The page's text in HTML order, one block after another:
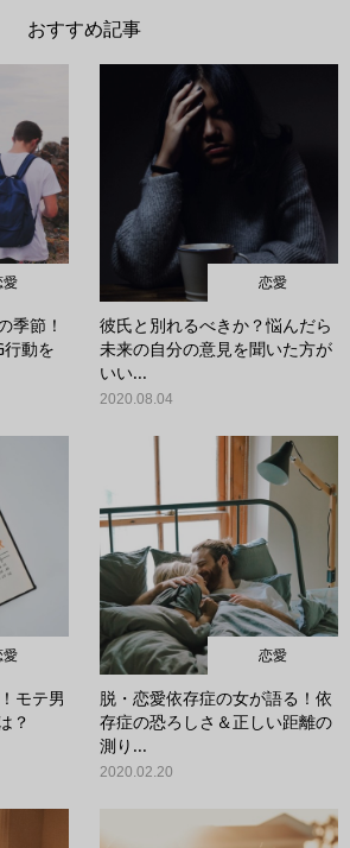
おすすめ記事
愛
季節！
動を
恋愛
彼氏と別れるべきか？悩んだら
未来の自分の意見を聞いた方が
いい...
2020.08.04
愛
モテ男
？
恋愛
脱・恋愛依存症の女が語る！依
存症の恐ろしさ＆正しい距離の
測り...
2020.02.20